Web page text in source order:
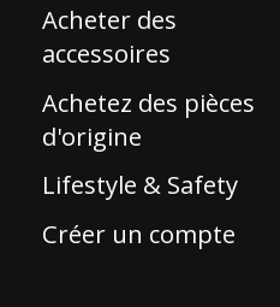
Acheter des
accessoires
Achetez des pièces
d'origine
Lifestyle & Safety
Créer un compte